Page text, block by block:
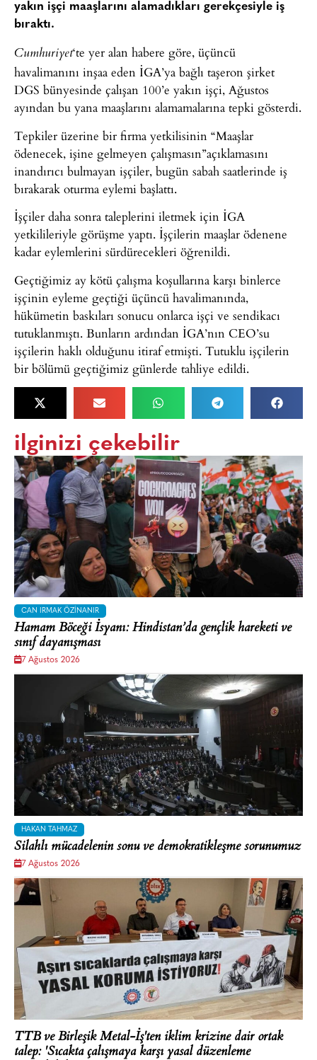
yakın işçi maaşlarını alamadıkları gerekçesiyle iş
bıraktı.
Cumhuriyet‘te yer alan habere göre, üçüncü
havalimanını inşaa eden İGA’ya bağlı taşeron şirket
DGS bünyesinde çalışan 100’e yakın işçi, Ağustos
ayından bu yana maaşlarını alamamalarına tepki gösterdi.
Tepkiler üzerine bir firma yetkilisinin “Maaşlar
ödenecek, işine gelmeyen çalışmasın”açıklamasını
inandırıcı bulmayan işçiler, bugün sabah saatlerinde iş
bırakarak oturma eylemi başlattı.
İşçiler daha sonra taleplerini iletmek için İGA
yetkilileriyle görüşme yaptı. İşçilerin maaşlar ödenene
kadar eylemlerini sürdürecekleri öğrenildi.
Geçtiğimiz ay kötü çalışma koşullarına karşı binlerce
işçinin eyleme geçtiği üçüncü havalimanında,
hükümetin baskıları sonucu onlarca işçi ve sendikacı
tutuklanmıştı. Bunların ardından İGA’nın CEO’su
işçilerin haklı olduğunu itiraf etmişti. Tutuklu işçilerin
bir bölümü geçtiğimiz günlerde tahliye edildi.
ilginizi çekebilir
CAN IRMAK ÖZINANIR
Hamam Böceği İsyanı: Hindistan’da gençlik hareketi ve
sınıf dayanışması
7 Ağustos 2026
HAKAN TAHMAZ
Silahlı mücadelenin sonu ve demokratikleşme sorunumuz
7 Ağustos 2026
TTB ve Birleşik Metal-İş'ten iklim krizine dair ortak
talep: 'Sıcakta çalışmaya karşı yasal düzenleme